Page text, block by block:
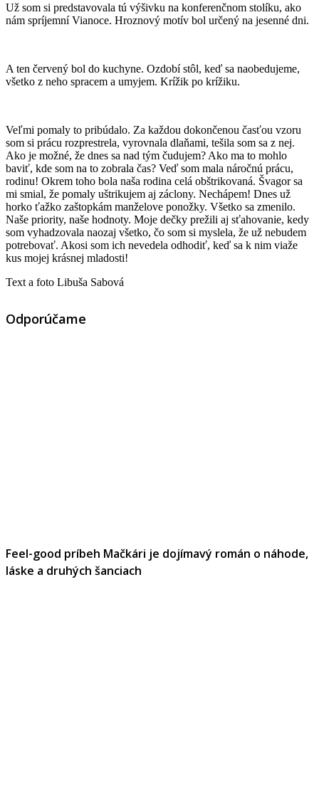
Už som si predstavovala tú výšivku na konferenčnom stolíku, ako
nám spríjemní Vianoce. Hroznový motív bol určený na jesenné dni.
A ten červený bol do kuchyne. Ozdobí stôl, keď sa naobedujeme,
všetko z neho spracem a umyjem. Krížik po krížiku.
Veľmi pomaly to pribúdalo. Za každou dokončenou časťou vzoru
som si prácu rozprestrela, vyrovnala dlaňami, tešila som sa z nej.
Ako je možné, že dnes sa nad tým čudujem? Ako ma to mohlo
baviť, kde som na to zobrala čas? Veď som mala náročnú prácu,
rodinu! Okrem toho bola naša rodina celá obštrikovaná. Švagor sa
mi smial, že pomaly uštrikujem aj záclony. Nechápem! Dnes už
horko ťažko zaštopkám manželove ponožky. Všetko sa zmenilo.
Naše priority, naše hodnoty. Moje dečky prežili aj sťahovanie, kedy
som vyhadzovala naozaj všetko, čo som si myslela, že už nebudem
potrebovať. Akosi som ich nevedela odhodiť, keď sa k nim viaže
kus mojej krásnej mladosti!
Text a foto Libuša Sabová
Odporúčame
Feel-good príbeh Mačkári je dojímavý román o náhode,
láske a druhých šanciach